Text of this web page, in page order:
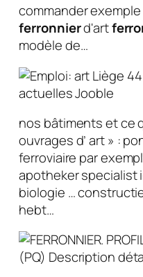
commander
ferronnierd'art
modèle de…
nos bâtiments et ce
ouvrages d’ art » :
ferroviaire par
apotheker specialist
biologie …
hebt…